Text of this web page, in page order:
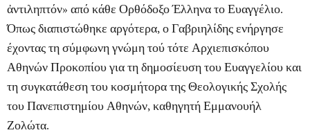
ἀντιληπτόν» από κάθε Ορθόδοξο Έλληνα το Ευαγγέλιο.
Όπως διαπιστώθηκε αργότερα, ο Γαβριηλίδης ενήργησε
έχοντας τη σύμφωνη γνώμη τού τότε Αρχιεπισκόπου
Αθηνών Προκοπίου για τη δημοσίευση του Ευαγγελίου και
τη συγκατάθεση του κοσμήτορα της Θεολογικής Σχολής
του Πανεπιστημίου Αθηνών, καθηγητή Εμμανουήλ
Ζολώτα.